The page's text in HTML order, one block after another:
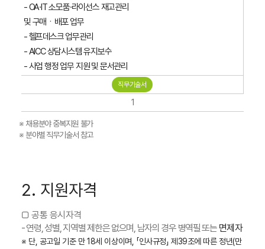
- OA·IT 소모품·라이선스 재고관리
및 구매ㆍ배포 업무
- 헬프데스크 업무관리
- AICC 상담시스템 유지보수
- 사업 행정 업무 지원 및 문서관리
직무기술서
1
※ 채용분야 중복지원 불가
※ 분야별 직무기술서 참고
2. 지원자격
□ 공통 응시자격
- 연령, 성별, 지역별 제한은 없으며, 남자의 경우 병역필 또는 면제자
※ 단, 공고일 기준 만 18세 이상이며, 「인사규정」 제39조에 따른 정년(만